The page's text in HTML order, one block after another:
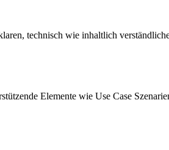
technisch wie inhaltlich
Elemente wie Use Case